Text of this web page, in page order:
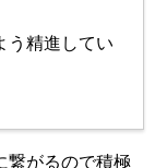
う精進してい
繋がるので積極